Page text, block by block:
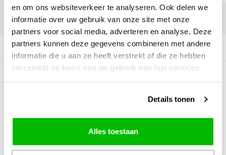
en om ons websiteverkeer te analyseren. Ook delen we
informatie over uw gebruik van onze site met onze
partners voor social media, adverteren en analyse. Deze
partners kunnen deze gegevens combineren met andere
informatie die u aan ze heeft verstrekt of die ze hebben
verzameld op basis van uw gebruik van hun services.
Details tonen
Alles toestaan
DELEN:
Productomschrijving